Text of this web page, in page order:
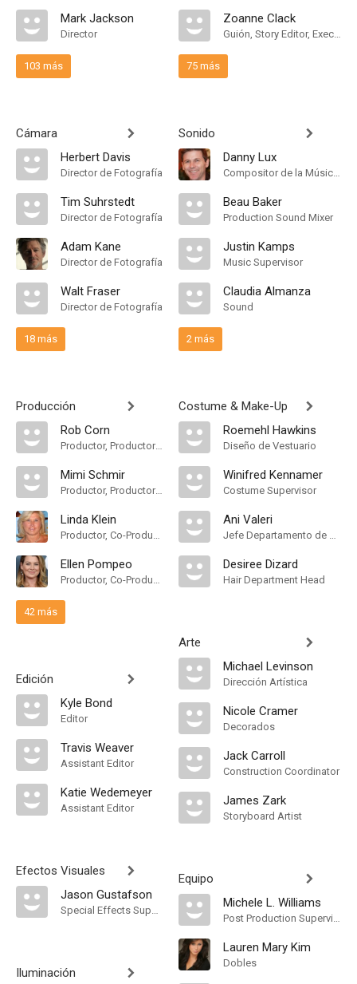
Mark Jackson
Director
103 más
Cámara
Herbert Davis
Director de Fotografía
Tim Suhrstedt
Director de Fotografía
Adam Kane
Director de Fotografía
Walt Fraser
Director de Fotografía
18 más
Producción
Rob Corn
Productor, Productor Ejecutivo
Mimi Schmir
Productor, Productor Supervisor
Linda Klein
Productor, Co-Productor Ejecutivo, Productor Ejecutivo, Consultor de Producción, Productor Supervisor
Ellen Pompeo
Productor, Co-Productor Ejecutivo, Productor Ejecutivo
42 más
Edición
Kyle Bond
Editor
Travis Weaver
Assistant Editor
Katie Wedemeyer
Assistant Editor
Efectos Visuales
Jason Gustafson
Special Effects Supervisor
Iluminación
Zoanne Clack
Guión, Story Editor, Executive Story Editor
75 más
Sonido
Danny Lux
Compositor de la Música Original
Beau Baker
Production Sound Mixer
Justin Kamps
Music Supervisor
Claudia Almanza
Sound
2 más
Costume & Make-Up
Roemehl Hawkins
Diseño de Vestuario
Winifred Kennamer
Costume Supervisor
Ani Valeri
Jefe Departamento de Maquillaje
Desiree Dizard
Hair Department Head
Arte
Michael Levinson
Dirección Artística
Nicole Cramer
Decorados
Jack Carroll
Construction Coordinator
James Zark
Storyboard Artist
Equipo
Michele L. Williams
Post Production Supervisor
Lauren Mary Kim
Dobles